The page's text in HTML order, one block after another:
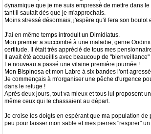
dynamique que je me suis empressé de mettre dans
tant il sautait dès que je m'approchais.
Moins stressé désormais, j'espère qu'il fera son boulot
J'ai en même temps introduit un Dimidiatus.
Mon premier a succombé à une maladie, genre
certitude. Il était très apprécié de tous mes
Il avait été accueillis avec beaucoup de "bienveillance"
Le nouveau a passé une vilaine première journée !
Mon Bispinosa et mon Labre à six bandes l'ont
Je commençais à m'organiser une pêche d'urgence
dans le refuge !
Après deux jours, tout va mieux et tous lui proposent
même ceux qui le chassaient au départ.
Je croise les doigts en espérant que ma population de
peu pour laisser mon sable et mes pierres "respirer"